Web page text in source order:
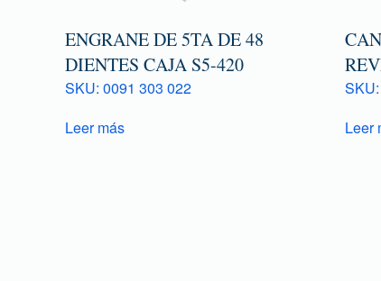
ENGRANE DE 5TA DE 48
DIENTES CAJA S5-420
SKU: 0091 303 022
Leer más
Leer